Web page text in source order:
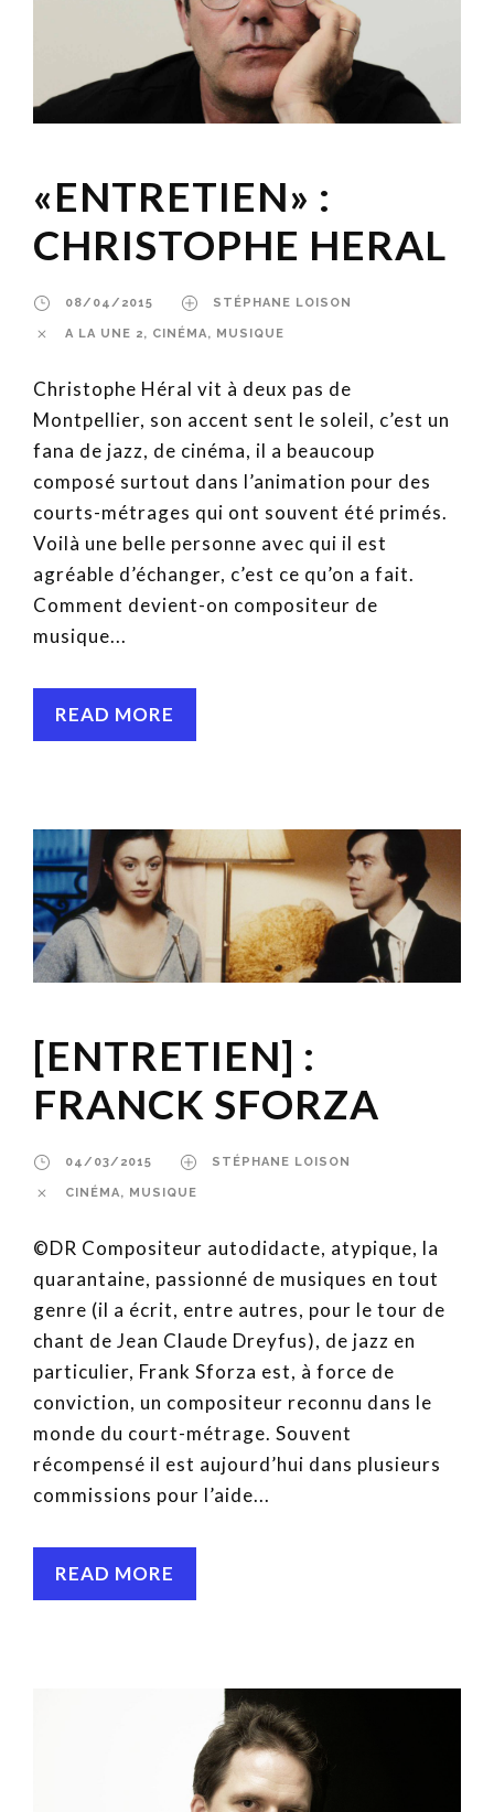
«ENTRETIEN» :
CHRISTOPHE HERAL
08/04/2015 STÉPHANE LOISON
A LA UNE 2, CINÉMA, MUSIQUE
Christophe Héral vit à deux pas de
Montpellier, son accent sent le soleil, c’est un
fana de jazz, de cinéma, il a beaucoup
composé surtout dans l’animation pour des
courts-métrages qui ont souvent été primés.
Voilà une belle personne avec qui il est
agréable d’échanger, c’est ce qu’on a fait.
Comment devient-on compositeur de
musique...
READ MORE
[ENTRETIEN] :
FRANCK SFORZA
04/03/2015 STÉPHANE LOISON
CINÉMA, MUSIQUE
©DR Compositeur autodidacte, atypique, la
quarantaine, passionné de musiques en tout
genre (il a écrit, entre autres, pour le tour de
chant de Jean Claude Dreyfus), de jazz en
particulier, Frank Sforza est, à force de
conviction, un compositeur reconnu dans le
monde du court-métrage. Souvent
récompensé il est aujourd’hui dans plusieurs
commissions pour l’aide...
READ MORE